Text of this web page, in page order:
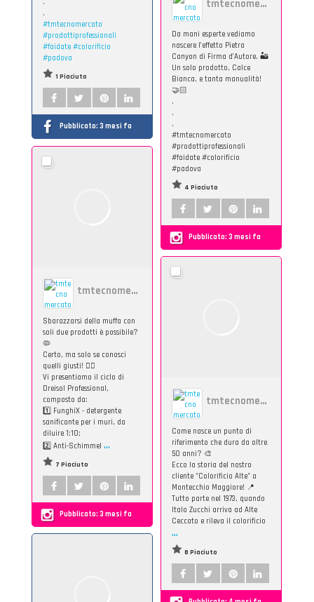
.
#tmtecnomercato
#prodottiprofessionali
#faidate #colorificio
#padova
1 Piaciuto
Pubblicato: 3 mesi fa
tmtecnomercato
Da mani esperte vediamo
nascere l’effetto Pietra
Canyon di Firma d’Autore. 🏜️
Un solo prodotto, Calce
Bianca, e tanta manualità!
🤝🏻
.
.
.
#tmtecnomercato
#prodottiprofessionali
#faidate #colorificio
#padova
4 Piaciuto
Pubblicato: 3 mesi fa
tmtecnomercato
Sbarazzarsi della muffa con
soli due prodotti è possibile?
🦠
Certo, ma solo se conosci
quelli giusti! 👇🏻
Vi presentiamo il ciclo di
Dreisol Professional,
composto da:
1️⃣ FunghiX - detergente
sanificante per i muri, da
diluire 1:10;
2️⃣ Anti-Schimmel ...
7 Piaciuto
Pubblicato: 3 mesi fa
tmtecnomercato
Come nasce un punto di
riferimento che dura da oltre
50 anni? 🎨
Ecco la storia del nostro
cliente "Colorificio Alte" a
Montecchio Maggiore! 📍
Tutto parte nel 1973, quando
Italo Zucchi arriva ad Alte
Ceccato e rileva il colorificio
...
8 Piaciuto